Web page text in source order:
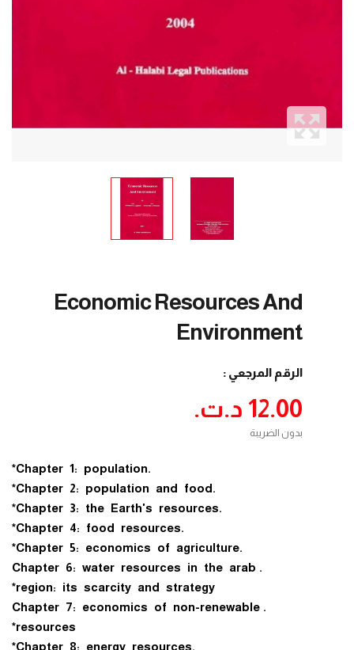
Economic Resources And
Environment
الرقم المرجعي :
12.00 د.ت.‏
بدون الضريبة
.Chapter 1: population*
.Chapter 2: population and food*
.Chapter 3: the Earth's resources*
.Chapter 4: food resources*
.Chapter 5: economics of agriculture*
.Chapter 6: water resources in the arab
region: its scarcity and strategy*
.Chapter 7: economics of non-renewable
resources*
.Chapter 8: energy resources*